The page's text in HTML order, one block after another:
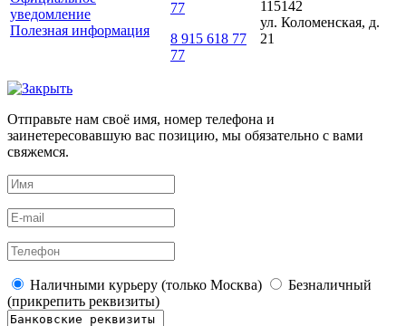
уведомление
Полезная информация
77
8 915 618 77
77
115142
ул. Коломенская, д.
21
Отправьте нам своё имя, номер телефона и
заинетересовавшую вас позицию, мы обязательно с вами
свяжемся.
Наличными курьеру (только Москва)
Безналичный
(прикрепить реквизиты)